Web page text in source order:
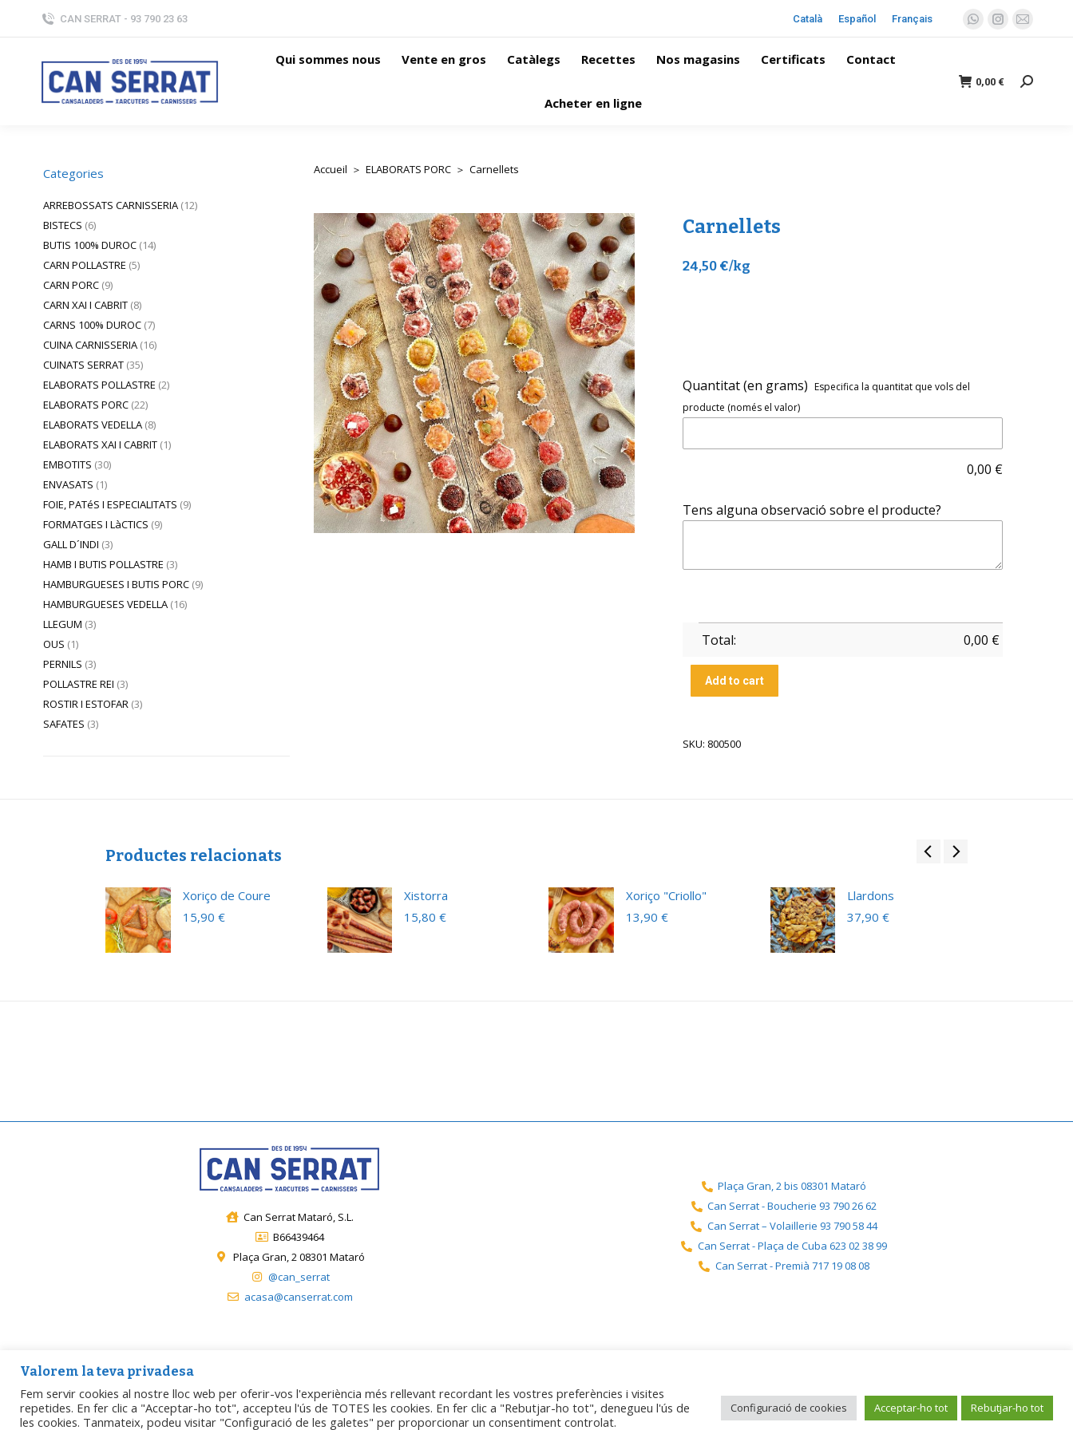
CAN SERRAT - 93 790 23 63 Català Español Français
Qui sommes nous Vente en gros Catàlegs Recettes Nos magasins Certificats Contact
Acheter en ligne
0,00 €
Categories
ARREBOSSATS CARNISSERIA (12)
BISTECS (6)
BUTIS 100% DUROC (14)
CARN POLLASTRE (5)
CARN PORC (9)
CARN XAI I CABRIT (8)
CARNS 100% DUROC (7)
CUINA CARNISSERIA (16)
CUINATS SERRAT (35)
ELABORATS POLLASTRE (2)
ELABORATS PORC (22)
ELABORATS VEDELLA (8)
ELABORATS XAI I CABRIT (1)
EMBOTITS (30)
ENVASATS (1)
FOIE, PATéS I ESPECIALITATS (9)
FORMATGES I LàCTICS (9)
GALL D´INDI (3)
HAMB I BUTIS POLLASTRE (3)
HAMBURGUESES I BUTIS PORC (9)
HAMBURGUESES VEDELLA (16)
LLEGUM (3)
OUS (1)
PERNILS (3)
POLLASTRE REI (3)
ROSTIR I ESTOFAR (3)
SAFATES (3)
Vous êtes ici :
Accueil ELABORATS PORC Carnellets
Carnellets
24,50 €/kg
Quantitat (en grams) Especifica la quantitat que vols del
producte (només el valor)
0,00 €
Tens alguna observació sobre el producte?
Total: 0,00 €
Add to cart
SKU: 800500
Productes relacionats
Xoriço de Coure
15,90 €
Xistorra
15,80€
Xoriço "Criollo"
13,90 €
Llardons
37,90€
Can Serrat Mataró, S.L.
B66439464
Plaça Gran, 2 08301 Mataró
@can_serrat
acasa@canserrat.com
Plaça Gran, 2 bis 08301 Mataró
Can Serrat - Boucherie 93 790 26 62
Can Serrat – Volaillerie 93 790 58 44
Can Serrat - Plaça de Cuba 623 02 38 99
Can Serrat - Premià 717 19 08 08
Créée parMatarogroc / ProjecteDigital
Politique relative aux cookies Accessibilité
Valorem la teva privadesa
Fem servir cookies al nostre lloc web per oferir-vos l'experiència més rellevant recordant les vostres preferències i visites
repetides. En fer clic a "Acceptar-ho tot", accepteu l'ús de TOTES les cookies. En fer clic a "Rebutjar-ho tot", denegueu l'ús de
les cookies. Tanmateix, podeu visitar "Configuració de les galetes" per proporcionar un consentiment controlat.
Configuració de cookies Acceptar-ho tot Rebutjar-ho tot